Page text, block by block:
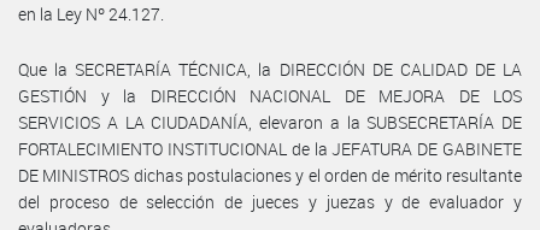
en la Ley Nº 24.127.
Que la SECRETARÍA TÉCNICA, la DIRECCIÓN DE CALIDAD DE LA
GESTIÓN y la DIRECCIÓN NACIONAL DE MEJORA DE LOS
SERVICIOS A LA CIUDADANÍA, elevaron a la SUBSECRETARÍA DE
FORTALECIMIENTO INSTITUCIONAL de la JEFATURA DE GABINETE
DE MINISTROS dichas postulaciones y el orden de mérito resultante
del proceso de selección de jueces y juezas y de evaluador y